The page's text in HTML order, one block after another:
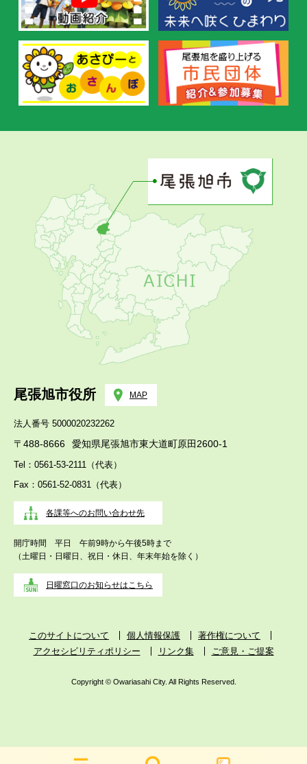
尾張旭市役所 MAP
法人番号 5000020232262
〒488-8666 愛知県尾張旭市東大道町原田2600-1
Tel：0561-53-2111（代表）
Fax：0561-52-0831（代表）
各課等へのお問い合わせ先
開庁時間 平日 午前9時から午後5時まで
（土曜日・日曜日、祝日・休日、年末年始を除く）
日曜窓口のお知らせはこちら
このサイトについて 個人情報保護
著作権について
アクセシビリティポリシー
リンク集 ご意見・ご提案
Copyright © Owariasahi City. All Rights Reserved.